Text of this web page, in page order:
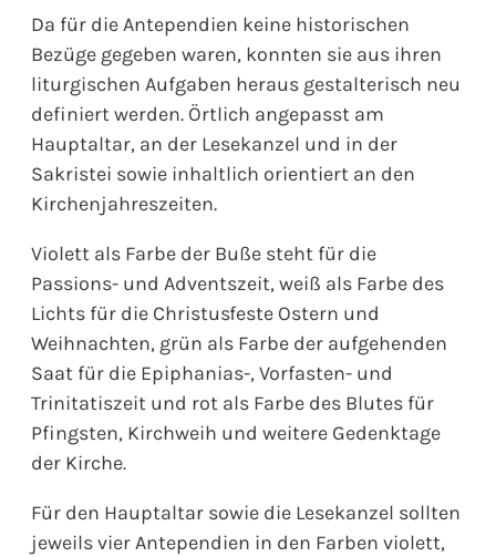
Da für die Antependien keine historischen
Bezüge gegeben waren, konnten sie aus ihren
liturgischen Aufgaben heraus gestalterisch neu
definiert werden. Örtlich angepasst am
Hauptaltar, an der Lesekanzel und in der
Sakristei sowie inhaltlich orientiert an den
Kirchenjahreszeiten.
Violett als Farbe der Buße steht für die
Passions- und Adventszeit, weiß als Farbe des
Lichts für die Christusfeste Ostern und
Weihnachten, grün als Farbe der aufgehenden
Saat für die Epiphanias-, Vorfasten- und
Trinitatiszeit und rot als Farbe des Blutes für
Pfingsten, Kirchweih und weitere Gedenktage
der Kirche.
Für den Hauptaltar sowie die Lesekanzel sollten
jeweils vier Antependien in den Farben violett,